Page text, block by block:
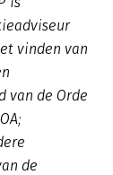
vinden van
van de Orde
de